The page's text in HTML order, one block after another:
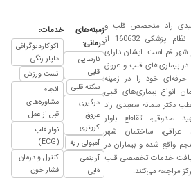
راد متخصص قلب و
عروق با شماره نظام پزشکی 160632 از
شهر قم است. ایشان دارای
بیماری‌های قلب و عروق
حرفه‌ای خود را در زمینه
انواع بیماری‌های قلبی
مطب دکتر سمانه سعیدی راد
صدوقی، تقاطع بلوار
عراقی، ساختمان شهر
واقع شده و بیماران در
خدمات تخصصی قلب
مراجعه می‌کنند.
زمینه‌های
درمانی:
نارسایی
قلبی
سکته قلبی
درگیری
عروق
کرونری
آمبولی ریه
آریتمی
قلبی
خدمات:
اکوکاردیوگرافی
داپلر رنگی
تست ورزش
انجام
مشاوره‌های
قبل از عمل
نوار قلب
(ECG)
کنترل و درمان
فشار خون